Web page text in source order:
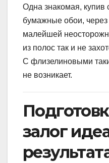
Одна знакомая,
бумажные обои,
малейшей
из полос так и не
С флизелиновыми
не возникает.
залог